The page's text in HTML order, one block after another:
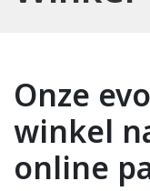
Onze
winkel
online